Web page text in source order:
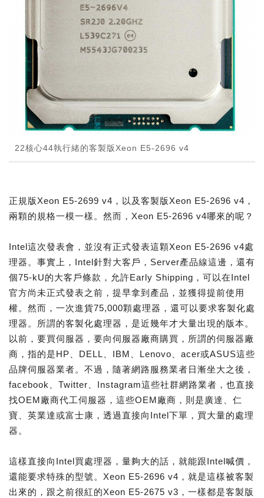
22核心44執行緒的客製版Xeon E5-2696 v4
正規版Xeon E5-2699 v4，以及客製版Xeon E5-2696 v4，
兩顆的規格一模一樣。然而，Xeon E5-2696 v4哪來的呢？
Intel這次發表會，並沒有正式發表這顆Xeon E5-2696 v4處
理器。事實上，Intel針對大客戶，Server產品線這邊，還有
個75-kU的大客戶條款，允許Early Shipping，可以在Intel
官方尚未正式發表之前，提早拿到產品，並獲得提前使用
權。然而，一次進貨75,000顆處理器，還可以要求客製化處
理器。所謂的客製化處理器，是近幾年才大量出現的版本。
以前，要買伺服器，要向伺服器廠商購買，所謂的伺服器廠
商，指的是HP、DELL、IBM、Lenovo、acer或ASUS這些
品牌伺服器業者。不過，隨著網路服務業者日漸坐大之後，
facebook、Twitter、Instagram這些社群網路業者，也直接
找OEM廠商代工伺服器，這些OEM廠商，則是廣達、仁
寶、英業達或富士康，透過直接向Intel下單，買大量的處理
器。
這樣直接向Intel買處理器，量夠大的話，就能跟Intel喊價，
還能要求特殊的型號。Xeon E5-2696 v4，就是這樣被客製
出來的，跟之前很紅的Xeon E5-2675 v3，一樣都是客製版